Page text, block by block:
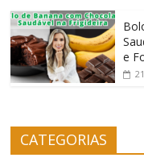
e
CATEGORIAS